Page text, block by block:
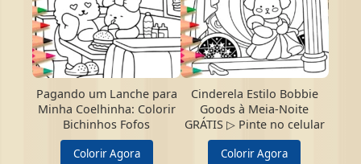
Pagando um Lanche para
Minha Coelhinha: Colorir
Bichinhos Fofos
Colorir Agora
Cinderela Estilo Bobbie
Goods à Meia-Noite
GRÁTIS ▷ Pinte no celular
Colorir Agora